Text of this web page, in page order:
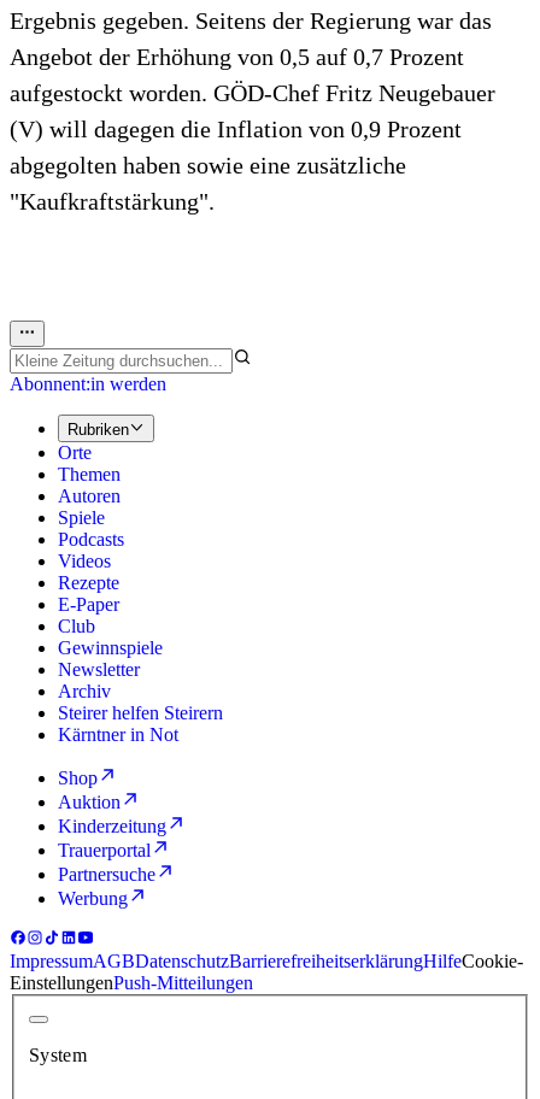
Ergebnis gegeben. Seitens der Regierung war das
Angebot der Erhöhung von 0,5 auf 0,7 Prozent
aufgestockt worden. GÖD-Chef Fritz Neugebauer
(V) will dagegen die Inflation von 0,9 Prozent
abgegolten haben sowie eine zusätzliche
"Kaufkraftstärkung".
Abonnent:in werden
Rubriken
Orte
Themen
Autoren
Spiele
Podcasts
Videos
Rezepte
E-Paper
Club
Gewinnspiele
Newsletter
Archiv
Steirer helfen Steirern
Kärntner in Not
Shop
Auktion
Kinderzeitung
Trauerportal
Partnersuche
Werbung
ImpressumAGBDatenschutzBarrierefreiheitserklärungHilfeCookie-
EinstellungenPush-Mitteilungen
System